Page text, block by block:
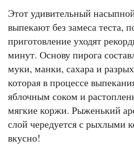
Этот удивительный
выпекают без замеса теста,
приготовление уходят
минут. Основу пирога
муки, манки, сахара и
которая в процессе
яблочным соком и
мягкие коржи. Рыженький
слой чередуется с рыхлыми
вкусно!